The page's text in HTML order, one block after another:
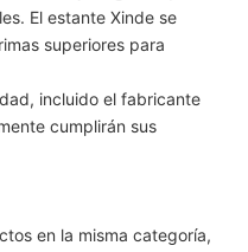
El estante Xinde se
superiores para
incluido el fabricante
cumplirán sus
en la misma categoría,